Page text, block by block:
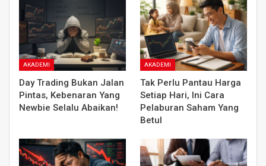
AKADEMI
Day Trading Bukan Jalan
Pintas, Kebenaran Yang
Newbie Selalu Abaikan!
AKADEMI
Tak Perlu Pantau Harga
Setiap Hari, Ini Cara
Pelaburan Saham Yang
Betul